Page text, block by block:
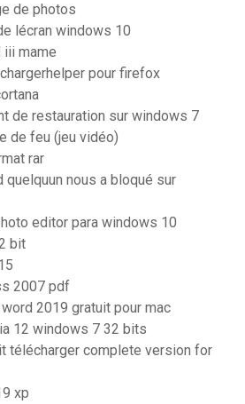
de photos
lécran windows 10
iii mame
pour firefox
de restauration sur windows 7
de feu (jeu vidéo)
rar
quelquun nous a bloqué sur
editor para windows 10
bit
2007 pdf
2019 gratuit pour mac
12 windows 7 32 bits
télécharger complete version for
xp